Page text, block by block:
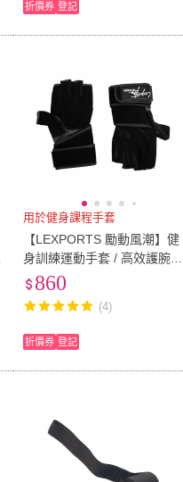
折價券 登記
用於健身課程手套
【LEXPORTS 勵動風潮】健
身訓練運動手套 / 高效護腕
(手套 CrossFit 瑜珈 彼拉提
860
(4)
折價券 登記